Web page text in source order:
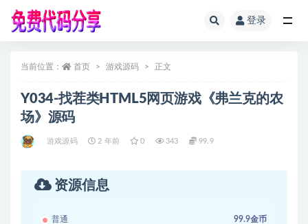
登录
当前位置： 首页 游戏源码 正文
Y034-找茬类HTML5网页游戏《弗兰克的农
场》源码
游戏源码 2 年前 0 343 99.9
资源信息
普通 99.9金币